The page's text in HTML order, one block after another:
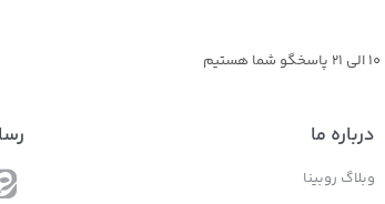
درباره ما
وبلاگ روبینا